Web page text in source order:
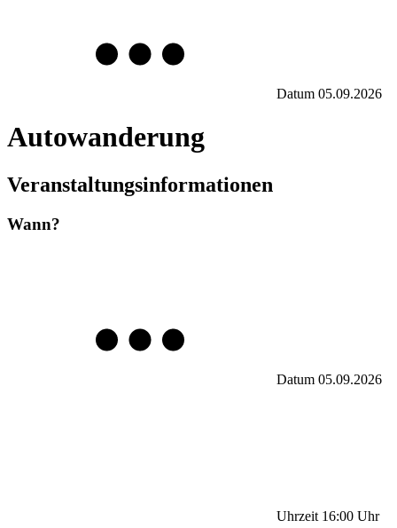
Datum 05.09.2026
Autowanderung
Veranstaltungsinformationen
Wann?
Datum 05.09.2026
Uhrzeit 16:00 Uhr